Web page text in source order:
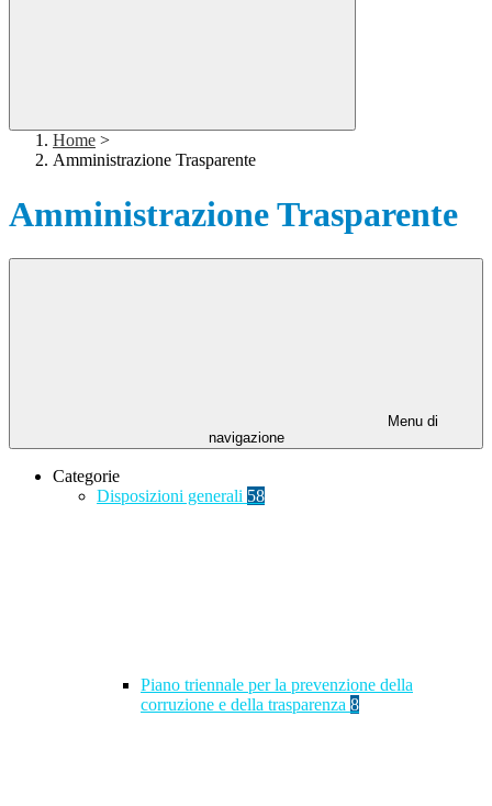
Home >
Amministrazione Trasparente
Amministrazione Trasparente
Menu di
navigazione
Categorie
Disposizioni generali 58
Piano triennale per la prevenzione della
corruzione e della trasparenza 8